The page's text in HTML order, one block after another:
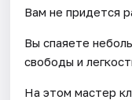
Вам не придется
Вы спаяете
свободы и
На этом мастер